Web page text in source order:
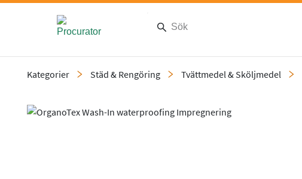
Kategorier Städ & Rengöring Tvättmedel & Sköljmedel
Slide 2 of 2